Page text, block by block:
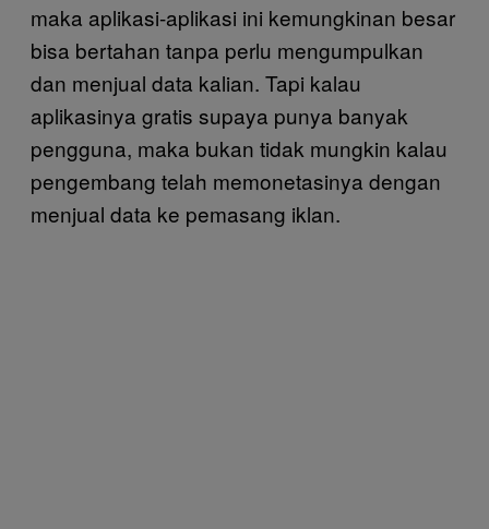
maka aplikasi-aplikasi ini kemungkinan besar
bisa bertahan tanpa perlu mengumpulkan
dan menjual data kalian. Tapi kalau
aplikasinya gratis supaya punya banyak
pengguna, maka bukan tidak mungkin kalau
pengembang telah memonetasinya dengan
menjual data ke pemasang iklan.